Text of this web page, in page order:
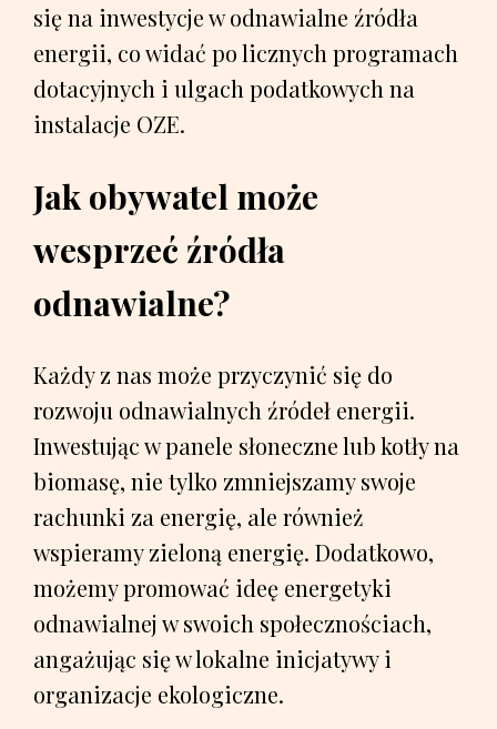
się na inwestycje w odnawialne źródła
energii, co widać po licznych programach
dotacyjnych i ulgach podatkowych na
instalacje OZE.
Jak obywatel może
wesprzeć źródła
odnawialne?
Każdy z nas może przyczynić się do
rozwoju odnawialnych źródeł energii.
Inwestując w panele słoneczne lub kotły na
biomasę, nie tylko zmniejszamy swoje
rachunki za energię, ale również
wspieramy zieloną energię. Dodatkowo,
możemy promować ideę energetyki
odnawialnej w swoich społecznościach,
angażując się w lokalne inicjatywy i
organizacje ekologiczne.